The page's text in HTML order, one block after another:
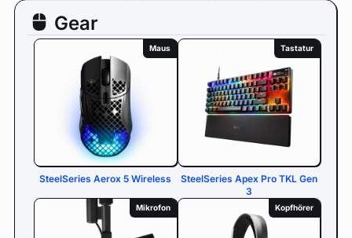
Gear
Maus
SteelSeries Aerox 5 Wireless
Tastatur
SteelSeries Apex Pro TKL Gen
3
Mikrofon Kopfhörer